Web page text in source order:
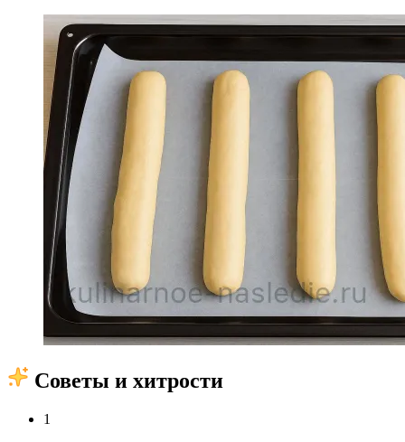
Советы и хитрости
1